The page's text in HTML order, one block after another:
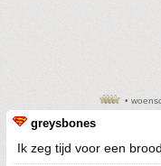
•
greysbones
Ik zeg tijd voor een